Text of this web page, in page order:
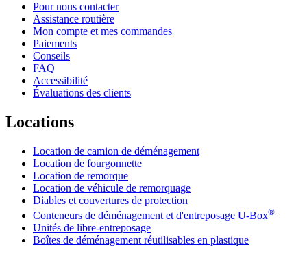
Pour nous contacter
Assistance routière
Mon compte et mes commandes
Paiements
Conseils
FAQ
Accessibilité
Évaluations des clients
Locations
Location de camion de déménagement
Location de fourgonnette
Location de remorque
Location de véhicule de remorquage
Diables et couvertures de protection
Conteneurs de déménagement et d'entreposage U-Box®
Unités de libre-entreposage
Boîtes de déménagement réutilisables en plastique